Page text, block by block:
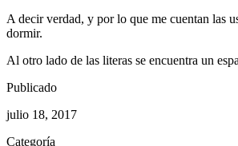
A decir verdad, y por lo que me cuentan las
dormir.
Al otro lado de las literas se encuentra un
Publicado
julio 18, 2017
Categoría